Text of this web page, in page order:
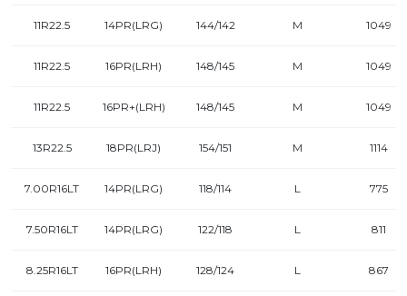
11R22.5 14PR(LRG) 144/142 M 1049
11R22.5 16PR(LRH) 148/145 M 1049
11R22.5 16PR+(LRH) 148/145 M 1049
13R22.5 18PR(LRJ) 154/151 M 1114
7.00R16LT 14PR(LRG) 118/114 L 775
7.50R16LT 14PR(LRG) 122/118 L 811
8.25R16LT 16PR(LRH) 128/124 L 867